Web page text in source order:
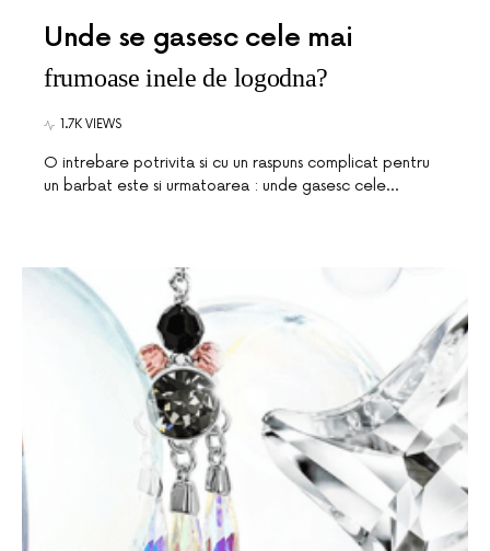
Unde se gasesc cele mai
frumoase inele de logodna?
1.7K VIEWS
O intrebare potrivita si cu un raspuns complicat pentru
un barbat este si urmatoarea : unde gasesc cele…